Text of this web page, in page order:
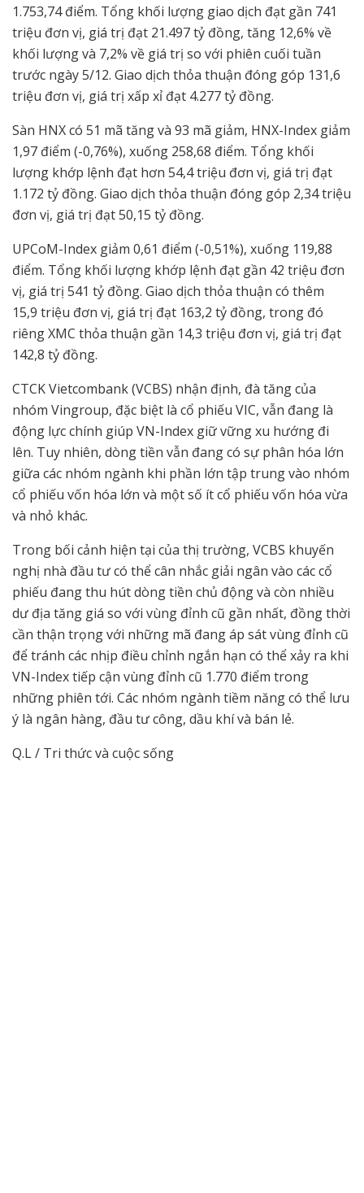
1.753,74 điểm. Tổng khối lượng giao dịch đạt gần 741
triệu đơn vị, giá trị đạt 21.497 tỷ đồng, tăng 12,6% về
khối lượng và 7,2% về giá trị so với phiên cuối tuần
trước ngày 5/12. Giao dịch thỏa thuận đóng góp 131,6
triệu đơn vị, giá trị xấp xỉ đạt 4.277 tỷ đồng.
Sàn HNX có 51 mã tăng và 93 mã giảm, HNX-Index giảm
1,97 điểm (-0,76%), xuống 258,68 điểm. Tổng khối
lượng khớp lệnh đạt hơn 54,4 triệu đơn vị, giá trị đạt
1.172 tỷ đồng. Giao dịch thỏa thuận đóng góp 2,34 triệu
đơn vị, giá trị đạt 50,15 tỷ đồng.
UPCoM-Index giảm 0,61 điểm (-0,51%), xuống 119,88
điểm. Tổng khối lượng khớp lệnh đạt gần 42 triệu đơn
vị, giá trị 541 tỷ đồng. Giao dịch thỏa thuận có thêm
15,9 triệu đơn vị, giá trị đạt 163,2 tỷ đồng, trong đó
riêng XMC thỏa thuận gần 14,3 triệu đơn vị, giá trị đạt
142,8 tỷ đồng.
CTCK Vietcombank (VCBS) nhận định, đà tăng của
nhóm Vingroup, đặc biệt là cổ phiếu VIC, vẫn đang là
động lực chính giúp VN-Index giữ vững xu hướng đi
lên. Tuy nhiên, dòng tiền vẫn đang có sự phân hóa lớn
giữa các nhóm ngành khi phần lớn tập trung vào nhóm
cổ phiếu vốn hóa lớn và một số ít cổ phiếu vốn hóa vừa
và nhỏ khác.
Trong bối cảnh hiện tại của thị trường, VCBS khuyến
nghị nhà đầu tư có thể cân nhắc giải ngân vào các cổ
phiếu đang thu hút dòng tiền chủ động và còn nhiều
dư địa tăng giá so với vùng đỉnh cũ gần nhất, đồng thời
cần thận trọng với những mã đang áp sát vùng đỉnh cũ
để tránh các nhịp điều chỉnh ngắn hạn có thể xảy ra khi
VN-Index tiếp cận vùng đỉnh cũ 1.770 điểm trong
những phiên tới. Các nhóm ngành tiềm năng có thể lưu
ý là ngân hàng, đầu tư công, dầu khí và bán lẻ.
Q.L / Tri thức và cuộc sống